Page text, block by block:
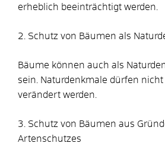
erheblich beeinträchtigt werden.
2. Schutz von Bäumen als
Bäume können auch als
sein. Naturdenkmale dürfen
verändert werden.
3. Schutz von Bäumen aus
Artenschutzes